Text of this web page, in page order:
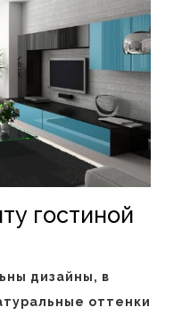
гостиной
дизайны, в
оттенки